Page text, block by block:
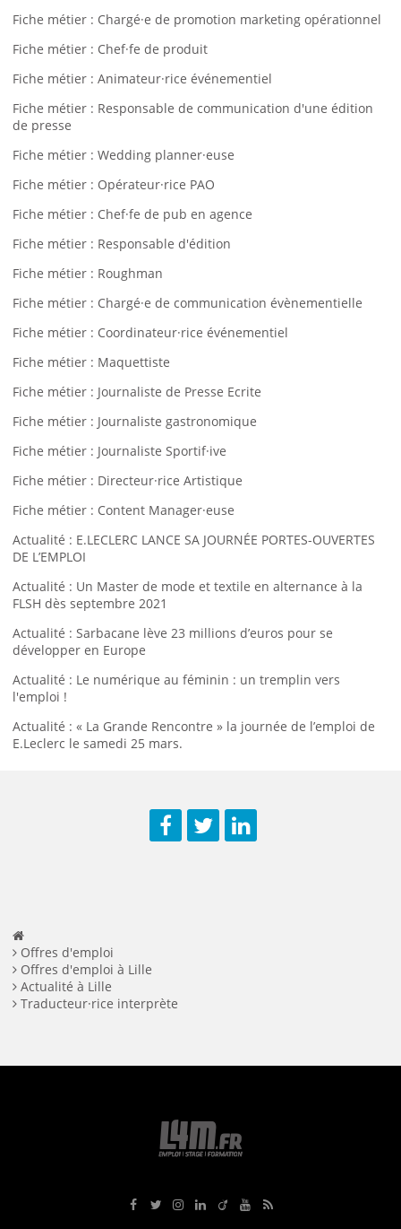
Fiche métier : Chargé·e de promotion marketing opérationnel
Fiche métier : Chef·fe de produit
Fiche métier : Animateur·rice événementiel
Fiche métier : Responsable de communication d'une édition
de presse
Fiche métier : Wedding planner·euse
Fiche métier : Opérateur·rice PAO
Fiche métier : Chef·fe de pub en agence
Fiche métier : Responsable d'édition
Fiche métier : Roughman
Fiche métier : Chargé·e de communication évènementielle
Fiche métier : Coordinateur·rice événementiel
Fiche métier : Maquettiste
Fiche métier : Journaliste de Presse Ecrite
Fiche métier : Journaliste gastronomique
Fiche métier : Journaliste Sportif·ive
Fiche métier : Directeur·rice Artistique
Fiche métier : Content Manager·euse
Actualité : E.LECLERC LANCE SA JOURNÉE PORTES-OUVERTES
DE L’EMPLOI
Actualité : Un Master de mode et textile en alternance à la
FLSH dès septembre 2021
Actualité : Sarbacane lève 23 millions d’euros pour se
développer en Europe
Actualité : Le numérique au féminin : un tremplin vers
l'emploi !
Actualité : « La Grande Rencontre » la journée de l’emploi de
E.Leclerc le samedi 25 mars.
Offres d'emploi
Offres d'emploi à Lille
Actualité à Lille
Traducteur·rice interprète